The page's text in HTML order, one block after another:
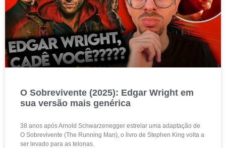
O Sobrevivente (2025): Edgar Wright em
sua versão mais genérica
38 anos após Arnold Schwarzenegger estrelar uma adaptação de
O Sobrevivente (The Running Man), o livro de Stephen King volta a
ser levado para as telonas.